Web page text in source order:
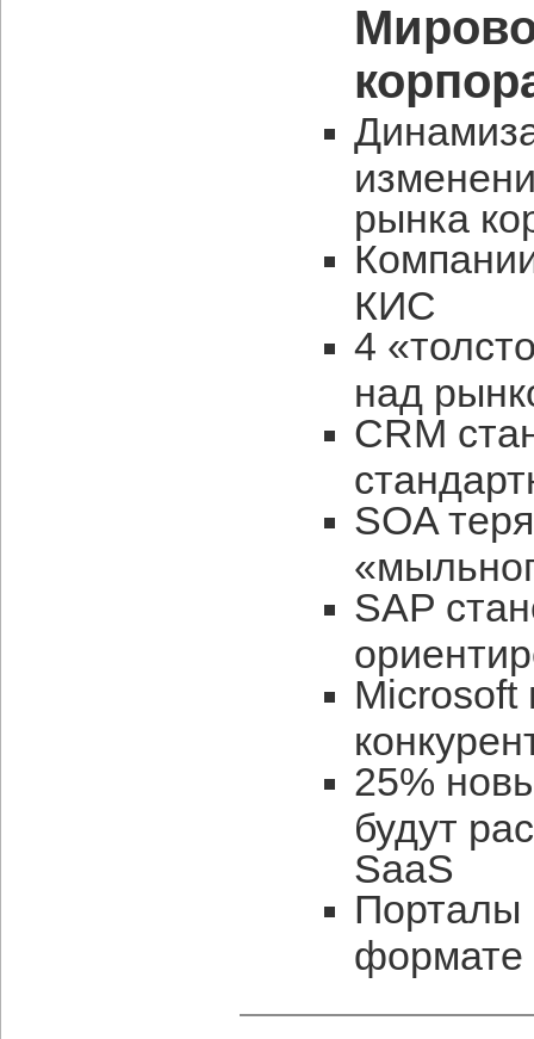
рынка
КИС
4
над
CRM
SOA
SAP
Microsoft
25%
будут
SaaS
Порталы
формате